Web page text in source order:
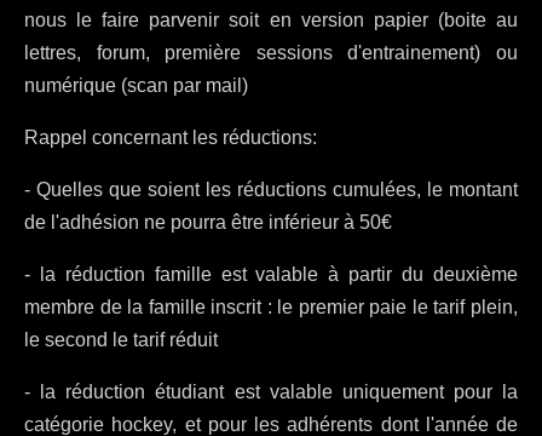
nous le faire parvenir soit en version papier (boite au
lettres, forum, première sessions d'entrainement) ou
numérique (scan par mail)
Rappel concernant les réductions:
- Quelles que soient les réductions cumulées, le montant
de l'adhésion ne pourra être inférieur à 50€
- la réduction famille est valable à partir du deuxième
membre de la famille inscrit : le premier paie le tarif plein,
le second le tarif réduit
- la réduction étudiant est valable uniquement pour la
catégorie hockey, et pour les adhérents dont l'année de